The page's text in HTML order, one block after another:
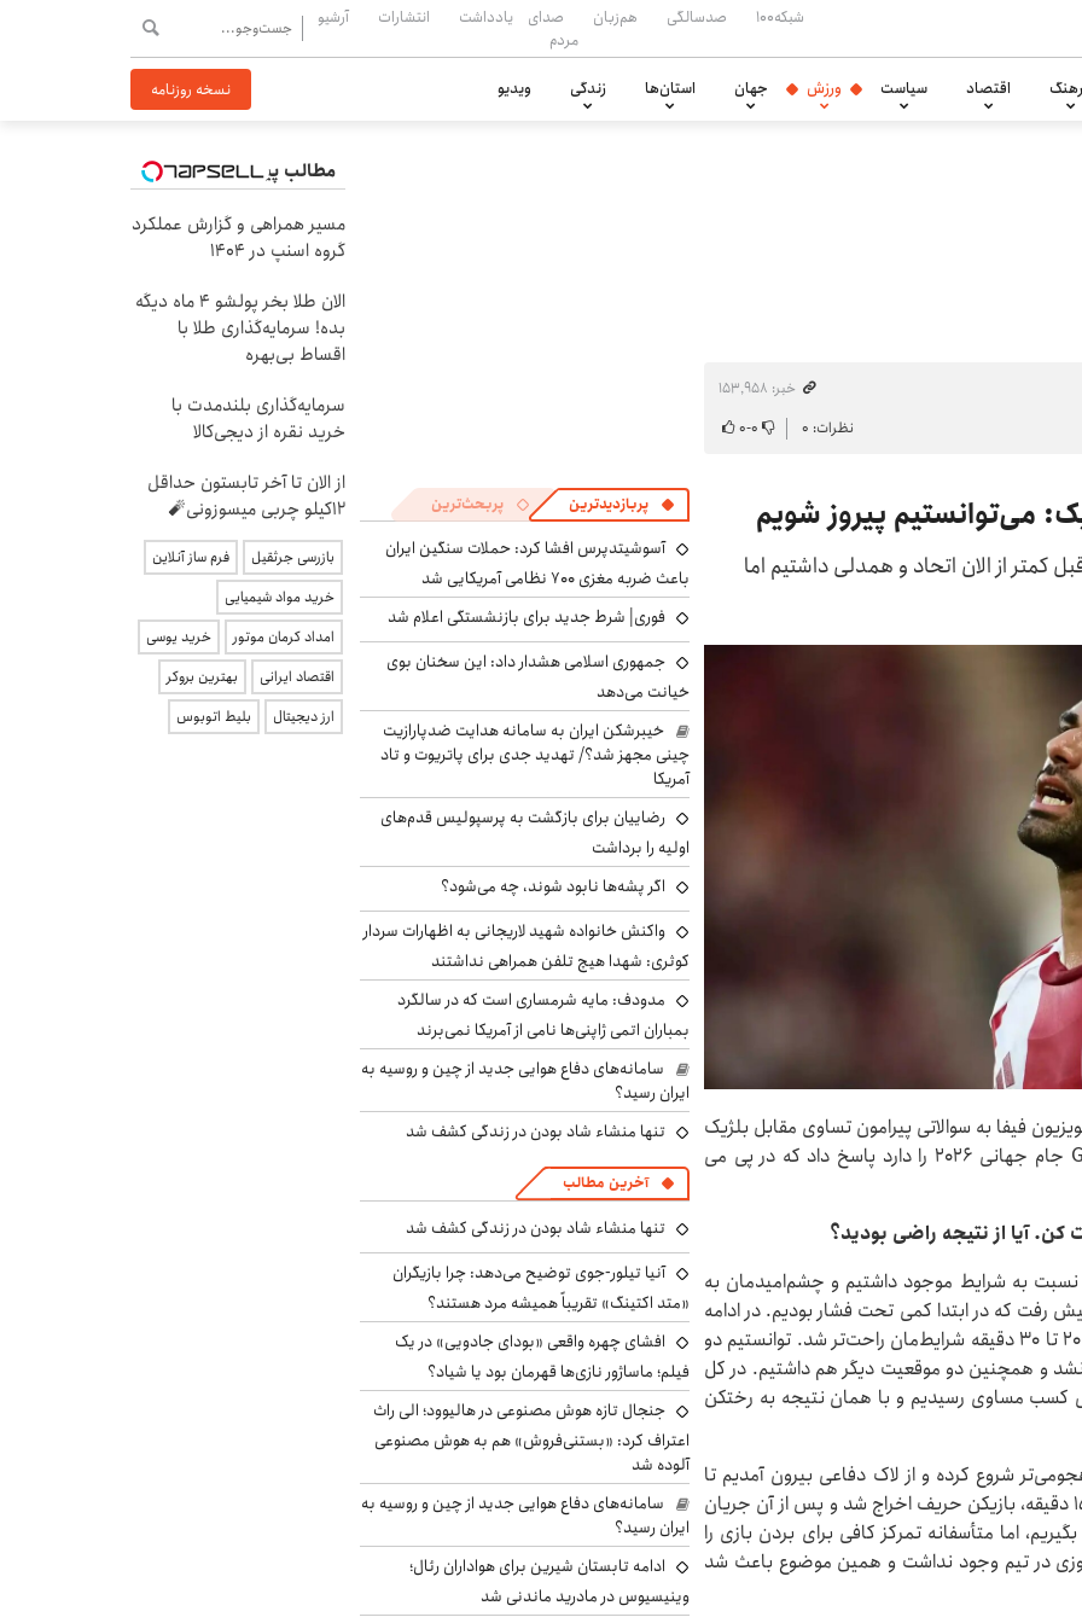
شبکه۱۰۰ صدسالگی هم‌زبان
صدای
مردم
یادداشت انتشارات آرشیو
اقتصاد سیاست ورزش جهان استان‌ها زندگی ویدیو نسخه روزنامه
خبر: ۱۵۳٬۹۵۸
نظرات: ۰
۰-۰
می‌توانستیم پیروز شویم
کمتر از الان اتحاد و همدلی داشتیم اما
فیفا به سوالاتی پیرامون تساوی مقابل بلژیک
و پیش‌بینی‌اش از دیدار با مصر که حکم صعود از گروه G جام جهانی ۲۰۲۶ را دارد پاسخ داد که در پی می
آیا از نتیجه راضی بودید؟
به شرایط موجود داشتیم و چشم‌امیدمان به
رفت که در ابتدا کمی تحت فشار بودیم. در ادامه
توانستیم خودمان را در زمین نشان دهیم و بعد از حدود ۲۰ تا ۳۰ دقیقه شرایط‌مان راحت‌تر شد. توانستیم دو
و همچنین دو موقعیت دیگر هم داشتیم. در کل
کسب مساوی رسیدیم و با همان نتیجه به رختکن
شروع کرده و از لاک دفاعی بیرون آمدیم تا
بازی را در وسط زمین کنترل کنیم. اما بعد از حدود ۱۰ تا ۱۵ دقیقه، بازیکن حریف اخراج شد و پس از آن جریان
اما متأسفانه تمرکز کافی برای بردن بازی را
۱۰۰ درصدی برای پیروزی در تیم وجود نداشت و همین موضوع باعث شد
پربازدیدترین پربحث‌ترین
آسوشیتدپرس افشا کرد: حملات سنگین ایران
باعث ضربه مغزی ۷۰۰ نظامی آمریکایی شد
فوری| شرط جدید برای بازنشستگی اعلام شد
جمهوری اسلامی هشدار داد: این سخنان بوی
خیانت می‌دهد
خیبرشکن ایران به سامانه هدایت ضدپارازیت
چینی مجهز شد؟/ تهدید جدی برای پاتریوت و تاد
آمریکا
رضاییان برای بازگشت به پرسپولیس قدم‌های
اولیه را برداشت
اگر پشه‌ها نابود شوند، چه می‌شود؟
واکنش خانواده شهید لاریجانی به اظهارات سردار
کوثری: شهدا هیچ تلفن همراهی نداشتند
مدودف: مایه شرمساری است که در سالگرد
بمباران اتمی ژاپنی‌ها نامی از آمریکا نمی‌برند
سامانه‌های دفاع هوایی جدید از چین و روسیه به
ایران رسید؟
تنها منشاء شاد بودن در زندگی کشف شد
آخرین مطالب
تنها منشاء شاد بودن در زندگی کشف شد
آنیا تیلور-جوی توضیح می‌دهد: چرا بازیگران
«متد اکتینگ» تقریباً همیشه مرد هستند؟
افشای چهره واقعی «بودای جادویی» در یک
فیلم؛ ماساژور نازی‌ها قهرمان بود یا شیاد؟
جنجال تازه هوش مصنوعی در هالیوود؛ الی راث
اعتراف کرد: «بستنی‌فروش» هم به هوش مصنوعی
آلوده شد
سامانه‌های دفاع هوایی جدید از چین و روسیه به
ایران رسید؟
ادامه تابستان شیرین برای هواداران رئال؛
وینیسیوس در مادرید ماندنی شد
مطالب پیشنهادی
مسیر همراهی و گزارش عملکرد
گروه اسنپ در ۱۴۰۴
الان طلا بخر پولشو 4 ماه دیگه
بده! سرمایه‌گذاری طلا با
اقساط بی‌بهره
سرمایه‌گذاری بلندمدت با
خرید نقره از دیجی‌کالا
از الان تا آخر تابستون حداقل
12کیلو چربی میسوزونی🧨
بازرسی جرثقیل
فرم ساز آنلاین
خرید مواد شیمیایی
امداد کرمان موتور
خرید یوسی
اقتصاد ایرانی
بهترین بروکر
ارز دیجیتال
بلیط اتوبوس